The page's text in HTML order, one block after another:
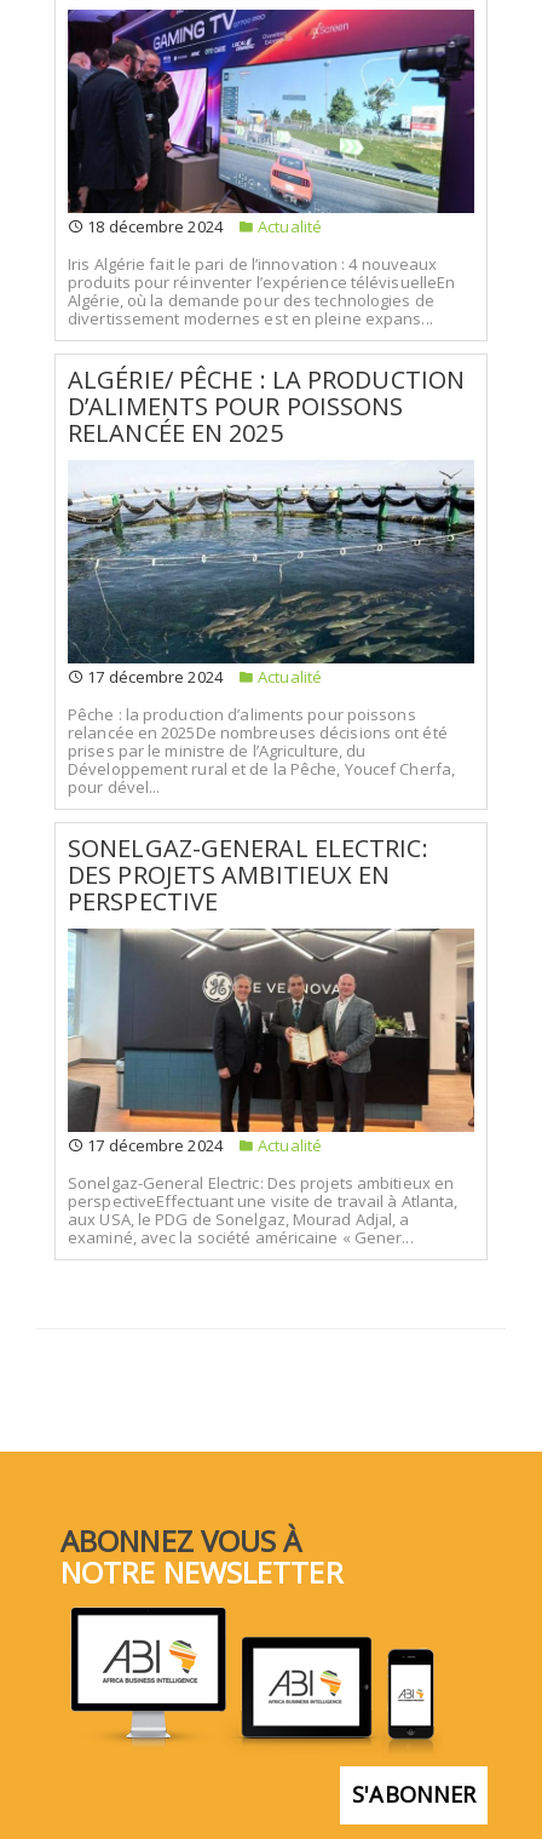
18 décembre 2024
Actualité
Iris Algérie fait le pari de l’innovation : 4 nouveaux
produits pour réinventer l’expérience télévisuelleEn
Algérie, où la demande pour des technologies de
divertissement modernes est en pleine expans...
ALGÉRIE/ PÊCHE : LA PRODUCTION
D’ALIMENTS POUR POISSONS
RELANCÉE EN 2025
17 décembre 2024
Actualité
Pêche : la production d’aliments pour poissons
relancée en 2025De nombreuses décisions ont été
prises par le ministre de l’Agriculture, du
Développement rural et de la Pêche, Youcef Cherfa,
pour dével...
SONELGAZ-GENERAL ELECTRIC:
DES PROJETS AMBITIEUX EN
PERSPECTIVE
17 décembre 2024
Actualité
Sonelgaz-General Electric: Des projets ambitieux en
perspectiveEffectuant une visite de travail à Atlanta,
aux USA, le PDG de Sonelgaz, Mourad Adjal, a
examiné, avec la société américaine « Gener...
ABONNEZ VOUS À
NOTRE NEWSLETTER
S'ABONNER